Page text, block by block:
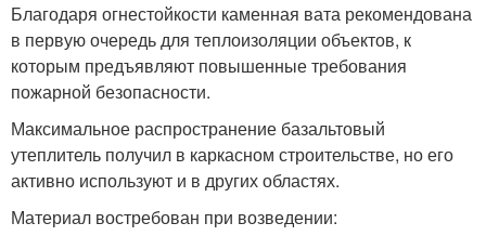
Благодаря огнестойкости каменная вата рекомендована
в первую очередь для теплоизоляции объектов, к
которым предъявляют повышенные требования
пожарной безопасности.
Максимальное распространение базальтовый
утеплитель получил в каркасном строительстве, но его
активно используют и в других областях.
Материал востребован при возведении: